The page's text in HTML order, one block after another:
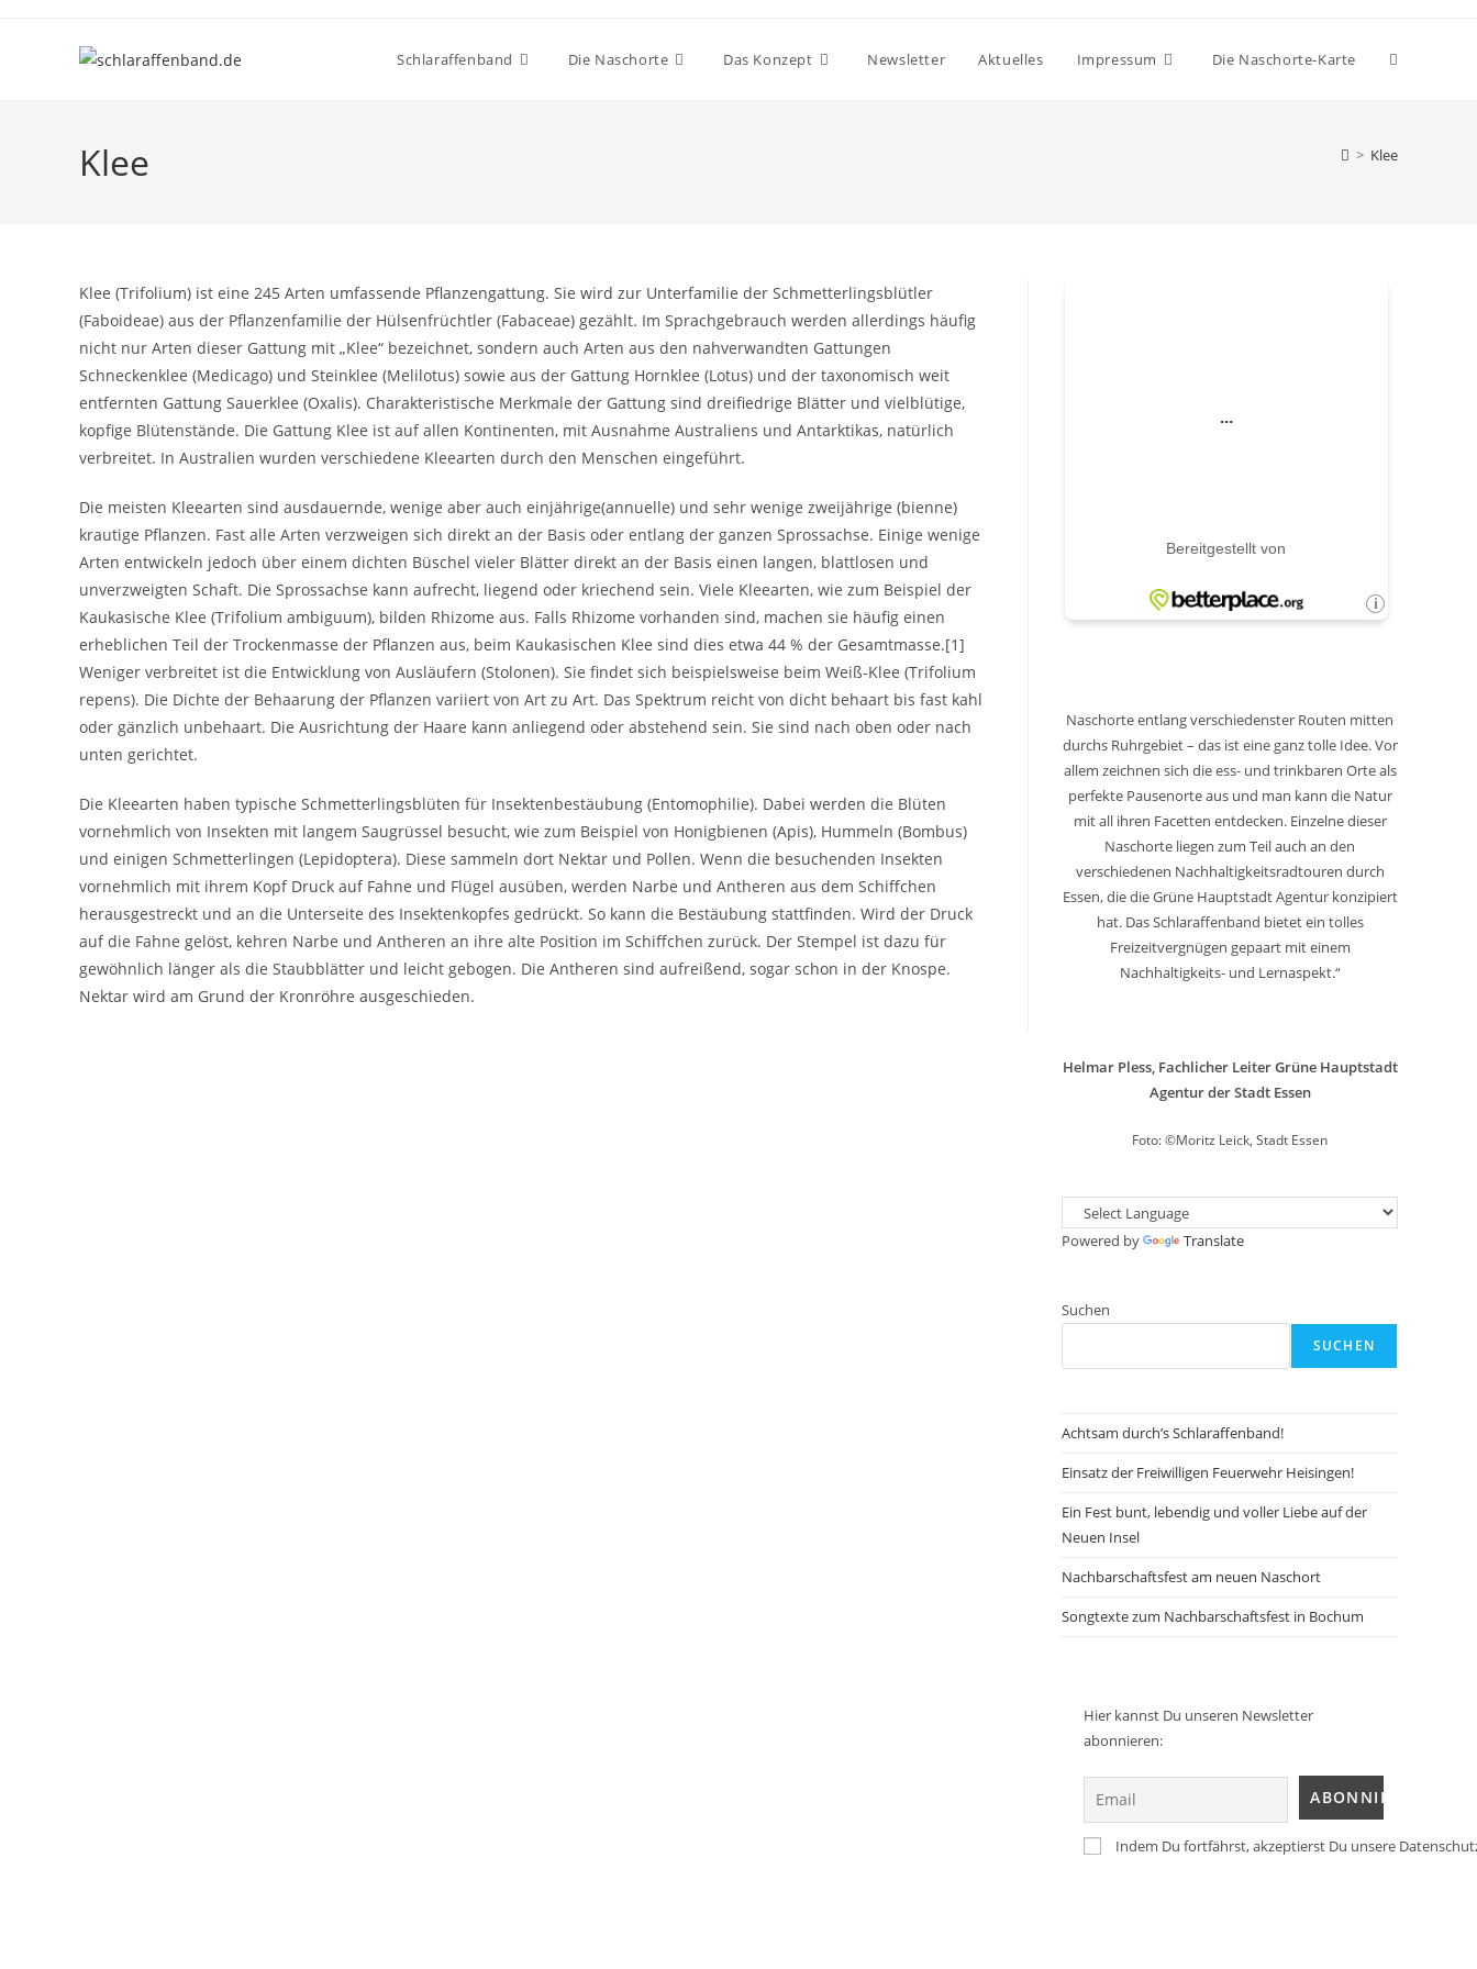
Schlaraffenband Die Naschorte Das Konzept Newsletter Aktuelles Impressum Die Naschorte-Karte Website-
Klee > Klee
Klee (Trifolium) ist eine 245 Arten umfassende Pflanzengattung. Sie wird zur Unterfamilie der Schmetterlingsblütler
(Faboideae) aus der Pflanzenfamilie der Hülsenfrüchtler (Fabaceae) gezählt. Im Sprachgebrauch werden allerdings häufig
nicht nur Arten dieser Gattung mit „Klee“ bezeichnet, sondern auch Arten aus den nahverwandten Gattungen
Schneckenklee (Medicago) und Steinklee (Melilotus) sowie aus der Gattung Hornklee (Lotus) und der taxonomisch weit
entfernten Gattung Sauerklee (Oxalis). Charakteristische Merkmale der Gattung sind dreifiedrige Blätter und vielblütige,
kopfige Blütenstände. Die Gattung Klee ist auf allen Kontinenten, mit Ausnahme Australiens und Antarktikas, natürlich
verbreitet. In Australien wurden verschiedene Kleearten durch den Menschen eingeführt.
Die meisten Kleearten sind ausdauernde, wenige aber auch einjährige(annuelle) und sehr wenige zweijährige (bienne)
krautige Pflanzen. Fast alle Arten verzweigen sich direkt an der Basis oder entlang der ganzen Sprossachse. Einige wenige
Arten entwickeln jedoch über einem dichten Büschel vieler Blätter direkt an der Basis einen langen, blattlosen und
unverzweigten Schaft. Die Sprossachse kann aufrecht, liegend oder kriechend sein. Viele Kleearten, wie zum Beispiel der
Kaukasische Klee (Trifolium ambiguum), bilden Rhizome aus. Falls Rhizome vorhanden sind, machen sie häufig einen
erheblichen Teil der Trockenmasse der Pflanzen aus, beim Kaukasischen Klee sind dies etwa 44 % der Gesamtmasse.[1]
Weniger verbreitet ist die Entwicklung von Ausläufern (Stolonen). Sie findet sich beispielsweise beim Weiß-Klee (Trifolium
repens). Die Dichte der Behaarung der Pflanzen variiert von Art zu Art. Das Spektrum reicht von dicht behaart bis fast kahl
oder gänzlich unbehaart. Die Ausrichtung der Haare kann anliegend oder abstehend sein. Sie sind nach oben oder nach
unten gerichtet.
Die Kleearten haben typische Schmetterlingsblüten für Insektenbestäubung (Entomophilie). Dabei werden die Blüten
vornehmlich von Insekten mit langem Saugrüssel besucht, wie zum Beispiel von Honigbienen (Apis), Hummeln (Bombus)
und einigen Schmetterlingen (Lepidoptera). Diese sammeln dort Nektar und Pollen. Wenn die besuchenden Insekten
vornehmlich mit ihrem Kopf Druck auf Fahne und Flügel ausüben, werden Narbe und Antheren aus dem Schiffchen
herausgestreckt und an die Unterseite des Insektenkopfes gedrückt. So kann die Bestäubung stattfinden. Wird der Druck
auf die Fahne gelöst, kehren Narbe und Antheren an ihre alte Position im Schiffchen zurück. Der Stempel ist dazu für
gewöhnlich länger als die Staubblätter und leicht gebogen. Die Antheren sind aufreißend, sogar schon in der Knospe.
Nektar wird am Grund der Kronröhre ausgeschieden.
Naschorte entlang verschiedenster Routen mitten
durchs Ruhrgebiet – das ist eine ganz tolle Idee. Vor
allem zeichnen sich die ess- und trinkbaren Orte als
perfekte Pausenorte aus und man kann die Natur
mit all ihren Facetten entdecken. Einzelne dieser
Naschorte liegen zum Teil auch an den
verschiedenen Nachhaltigkeitsradtouren durch
Essen, die die Grüne Hauptstadt Agentur konzipiert
hat. Das Schlaraffenband bietet ein tolles
Freizeitvergnügen gepaart mit einem
Nachhaltigkeits- und Lernaspekt.“
Helmar Pless, Fachlicher Leiter Grüne Hauptstadt
Agentur der Stadt Essen
Foto: ©Moritz Leick, Stadt Essen
Powered by Translate
Suchen
SUCHEN
Achtsam durch’s Schlaraffenband!
Einsatz der Freiwilligen Feuerwehr Heisingen!
Ein Fest bunt, lebendig und voller Liebe auf der
Neuen Insel
Nachbarschaftsfest am neuen Naschort
Songtexte zum Nachbarschaftsfest in Bochum
Hier kannst Du unseren Newsletter
abonnieren:
Indem Du fortfährst, akzeptierst Du unsere